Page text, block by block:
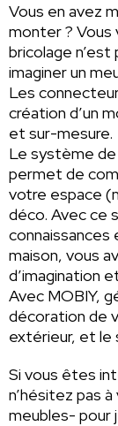
Vous en avez
monter ? Vous
bricolage
imaginer un
Les
création d’un
et sur-mesure.
Le système
permet de
votre espace
déco. Avec ce
connaissances
maison, vous
d’imagination
Avec MOBIY,
décoration de
extérieur, et le
Si vous êtes
n’hésitez pas
meubles- pour